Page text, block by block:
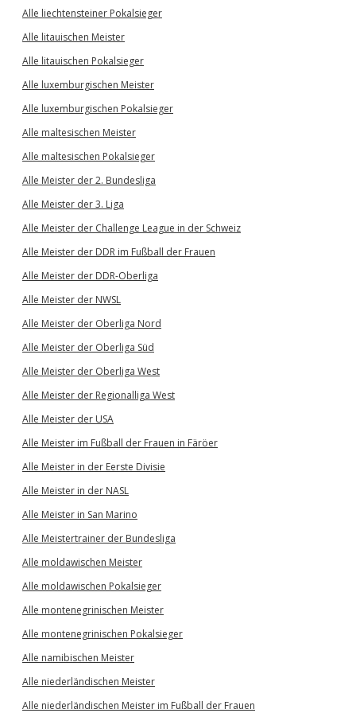
Alle liechtensteiner Pokalsieger
Alle litauischen Meister
Alle litauischen Pokalsieger
Alle luxemburgischen Meister
Alle luxemburgischen Pokalsieger
Alle maltesischen Meister
Alle maltesischen Pokalsieger
Alle Meister der 2. Bundesliga
Alle Meister der 3. Liga
Alle Meister der Challenge League in der Schweiz
Alle Meister der DDR im Fußball der Frauen
Alle Meister der DDR-Oberliga
Alle Meister der NWSL
Alle Meister der Oberliga Nord
Alle Meister der Oberliga Süd
Alle Meister der Oberliga West
Alle Meister der Regionalliga West
Alle Meister der USA
Alle Meister im Fußball der Frauen in Färöer
Alle Meister in der Eerste Divisie
Alle Meister in der NASL
Alle Meister in San Marino
Alle Meistertrainer der Bundesliga
Alle moldawischen Meister
Alle moldawischen Pokalsieger
Alle montenegrinischen Meister
Alle montenegrinischen Pokalsieger
Alle namibischen Meister
Alle niederländischen Meister
Alle niederländischen Meister im Fußball der Frauen